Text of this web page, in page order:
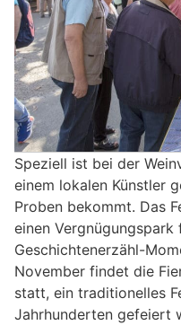
Speziell ist bei der
einem lokalen Künstler
Proben bekommt. Das
einen
Geschichtenerzähl-
November findet die
statt, ein traditionelles
Jahrhunderten gefeiert